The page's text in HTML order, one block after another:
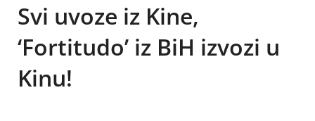
Svi uvoze iz Kine,
‘Fortitudo’ iz BiH izvozi u
Kinu!